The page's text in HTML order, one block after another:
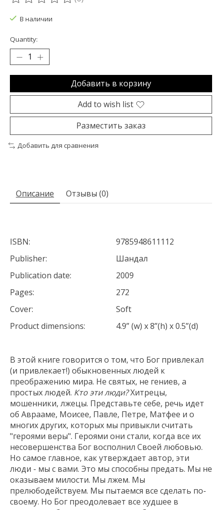
The rating of this product is
В наличии
Quantity:
Добавить в корзину
Add to wish list
Разместить заказ
Добавить для сравнения
Описание Отзывы (0)
ISBN:
9785948611112
Publisher:
Шандал
Publication date:
2009
Pages:
272
Cover:
Soft
Product dimensions:
4.9” (w) x 8”(h) x 0.5”(d)
В этой книге говорится о том, что Бог привлекал
(и привлекает!) обыкновенных людей к
преображению мира. Не святых, не гениев, а
простых людей. Кто эти люди?Хитрецы,
мошенники, лжецы. Представьте себе, речь идет
об Аврааме, Моисее, Павле, Петре, Матфее и о
многих других, которых мы привыкли считать
"героями веры". Героями они стали, когда все их
несовершенства Бог восполнил Своей любовью.
Но самое главное, как утверждает автор, эти
люди - мы с вами. Это мы способны предать. Мы не
оказываем милости. Мы лжем. Мы
прелюбодействуем. Мы пытаемся все сделать по-
своему. Но Бог преодолевает все худшее в